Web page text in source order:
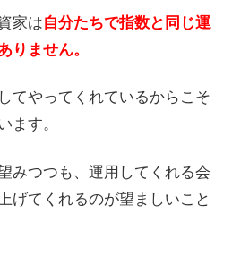
家は自分たちで指数と同じ運
りません。
てやってくれているからこそ
ます。
みつつも、運用してくれる会
げてくれるのが望ましいこと